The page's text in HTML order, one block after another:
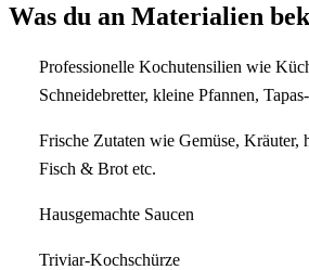
Was du an Materialien
Professionelle Kochutensilien wie
Schneidebretter, kleine Pfannen,
Frische Zutaten wie Gemüse, Kräuter,
Fisch & Brot etc.
Hausgemachte Saucen
Triviar-Kochschürze